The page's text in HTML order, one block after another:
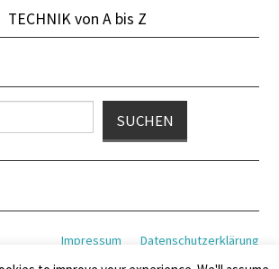
TECHNIK von A bis Z
SUCHEN
Datenschutzerklärung
Impressum